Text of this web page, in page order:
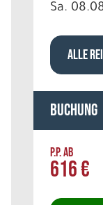
Sa.
ALLE
Buchung
P.P. AB
616 €